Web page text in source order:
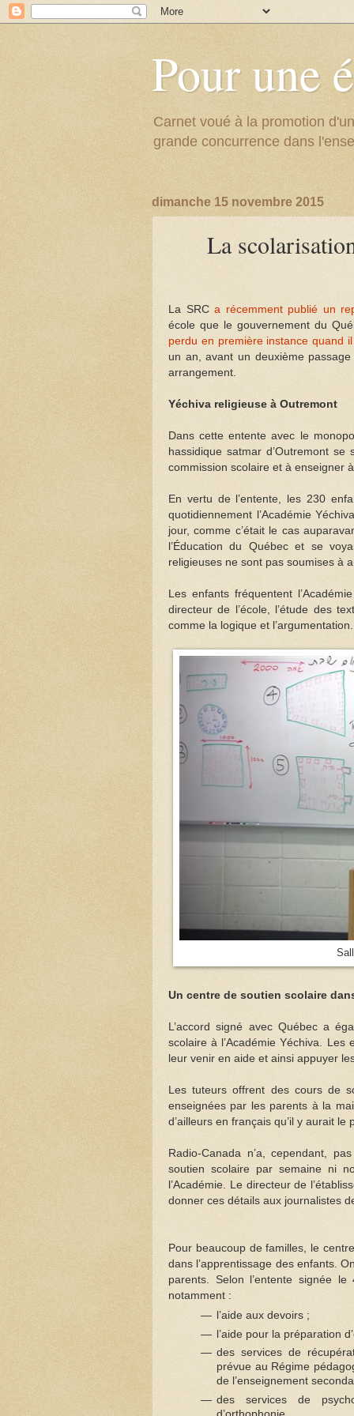
Pour une
Carnet voué à la promotion
grande concurrence dans
dimanche 15 novembre 2015
La
La SRCa récemment publié un
école que le gouvernement du
perdu en première instance quand
un an, avant un deuxième
arrangement.
Yéchiva religieuse à Outremont
Dans cette entente avec le
hassidique satmar d’Outremont
commission scolaire et à enseigner
En vertu de l’entente, les 230
quotidiennement l’Académie
jour, comme c’était le cas
l’Éducation du Québec et se
religieuses ne sont pas soumises à
Les enfants fréquentent
directeur de l’école, l’étude des
comme la logique et l’argumentation.
Un centre de soutien scolaire
L’accord signé avec Québec a
scolaire à l’Académie Yéchiva.
leur venir en aide et ainsi appuyer
Les tuteurs offrent des cours de
enseignées par les parents à la
d’ailleurs en français qu’il y aurait
Radio-Canada n’a, cependant,
soutien scolaire par semaine ni
l’Académie. Le directeur de
donner ces détails aux journalistes
Pour beaucoup de familles, le
dans l’apprentissage des enfants.
parents. Selon l’entente signée
notamment :
l’aide aux devoirs ;
l’aide pour la préparation
des services de
prévue au Régime
de l’enseignement
des services de